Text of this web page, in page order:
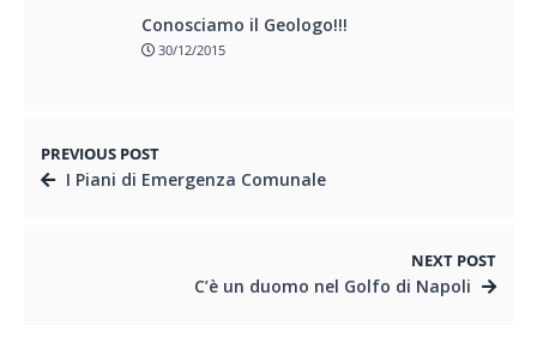
Conosciamo il Geologo!!!
30/12/2015
PREVIOUS POST
I Piani di Emergenza Comunale
NEXT POST
C’è un duomo nel Golfo di Napoli